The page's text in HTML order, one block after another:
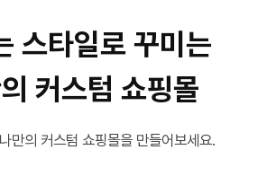
스타일로 꾸미는
커스텀 쇼핑몰
만의 커스텀 쇼핑몰을 만들어보세요.